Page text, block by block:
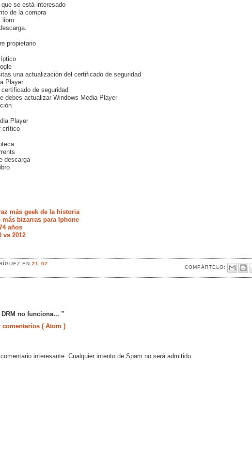
se está interesado
de la compra
libro
propietario
una actualización del certificado de seguridad
Player
de seguridad
debes actualizar Windows Media Player
Player
crítico
descarga
más geek de la historia
más bizarras para Iphone
años
vs 2012
EN21:07
COMPÁRTELO:
no funciona... ”
comentarios ( Atom )
interesante. Cualquier intento de Spam no será admitido.